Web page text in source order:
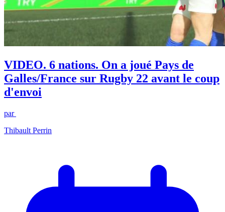
VIDEO. 6 nations. On a joué Pays de
Galles/France sur Rugby 22 avant le coup
d'envoi
par
Thibault Perrin